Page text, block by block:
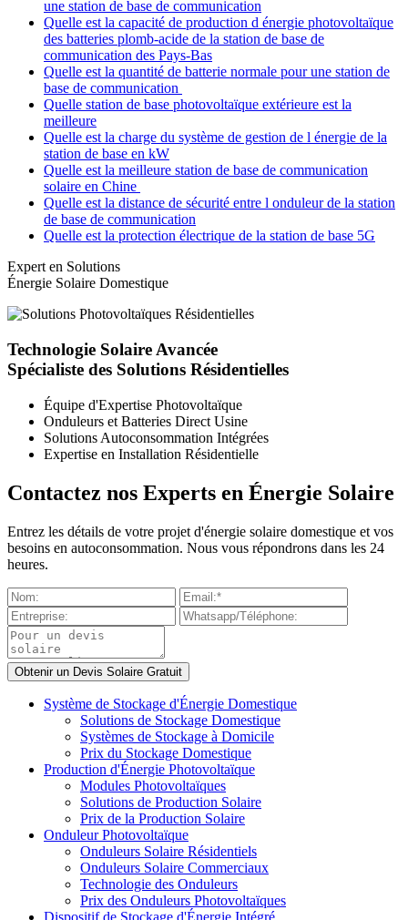
une station de base de communication
Quelle est la capacité de production d énergie photovoltaïque
des batteries plomb-acide de la station de base de
communication des Pays-Bas
Quelle est la quantité de batterie normale pour une station de
base de communication
Quelle station de base photovoltaïque extérieure est la
meilleure
Quelle est la charge du système de gestion de l énergie de la
station de base en kW
Quelle est la meilleure station de base de communication
solaire en Chine
Quelle est la distance de sécurité entre l onduleur de la station
de base de communication
Quelle est la protection électrique de la station de base 5G
Expert en Solutions
Énergie Solaire Domestique
Technologie Solaire Avancée
Spécialiste des Solutions Résidentielles
Équipe d'Expertise Photovoltaïque
Onduleurs et Batteries Direct Usine
Solutions Autoconsommation Intégrées
Expertise en Installation Résidentielle
Contactez nos Experts en Énergie Solaire
Entrez les détails de votre projet d'énergie solaire domestique et vos
besoins en autoconsommation. Nous vous répondrons dans les 24
heures.
Système de Stockage d'Énergie Domestique
Solutions de Stockage Domestique
Systèmes de Stockage à Domicile
Prix du Stockage Domestique
Production d'Énergie Photovoltaïque
Modules Photovoltaïques
Solutions de Production Solaire
Prix de la Production Solaire
Onduleur Photovoltaïque
Onduleurs Solaire Résidentiels
Onduleurs Solaire Commerciaux
Technologie des Onduleurs
Prix des Onduleurs Photovoltaïques
Dispositif de Stockage d'Énergie Intégré